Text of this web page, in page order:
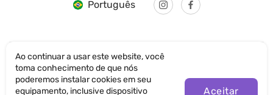
Português
© SANTICUM INTERNATIONAL LTD
Ao continuar a usar este website, você
toma conhecimento de que nós
poderemos instalar cookies em seu
equipamento, inclusive dispositivo
Aceitar